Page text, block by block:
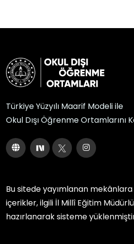
Türkiye Yüzyılı Maarif Modeli ile
Okul Dışı Öğrenme Ortamlarını
Bu sitede yayımlanan
içerikler, ilgili İl Millî Eğitim
hazırlanarak sisteme